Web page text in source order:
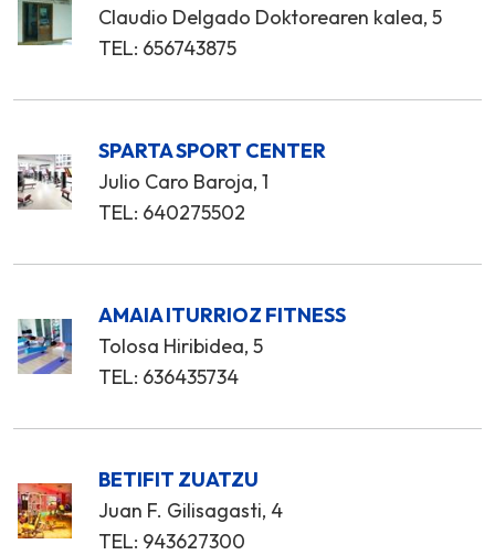
Claudio Delgado Doktorearen kalea, 5
TEL: 656743875
SPARTA SPORT CENTER
Julio Caro Baroja, 1
TEL: 640275502
AMAIA ITURRIOZ FITNESS
Tolosa Hiribidea, 5
TEL: 636435734
BETIFIT ZUATZU
Juan F. Gilisagasti, 4
TEL: 943627300